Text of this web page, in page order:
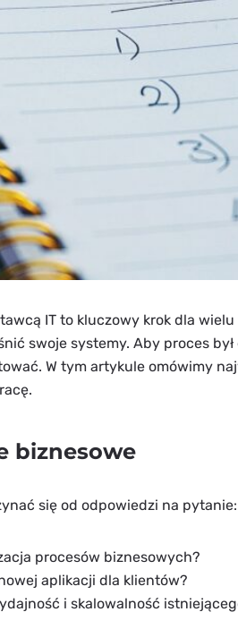
IT to kluczowy krok dla
swoje systemy. Aby proces
W tym artykule omówimy
biznesowe
się od odpowiedzi na pytanie:
procesów biznesowych?
aplikacji dla klientów?
i skalowalność